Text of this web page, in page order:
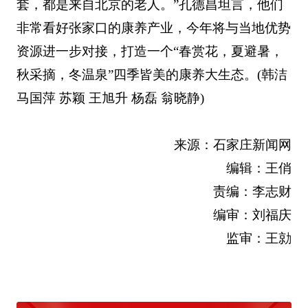
套，都是来自北京的老人。”孔德昌坦言，他们
非常看好张家口的康养产业，今年将与当地优势
资源进一步对接，打造一个“春赏花，夏避暑，
秋采摘，冬温泉”四季皆美的康养大生态。(韩洁
马国萍 苏颖 王旭升 杨磊 翁晓静)
来源：石家庄新闻网
编辑：王俏
责编：李志财
编审：刘福庆
监审：王勍